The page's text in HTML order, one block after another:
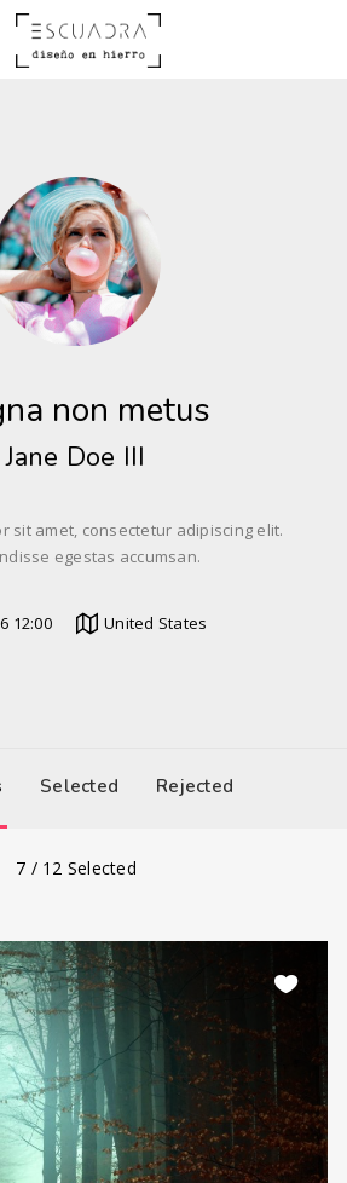
non metus
Jane Doe III
sit amet, consectetur adipiscing elit.
egestas accumsan.
12:00 United States
Selected Rejected
7 / 12 Selected